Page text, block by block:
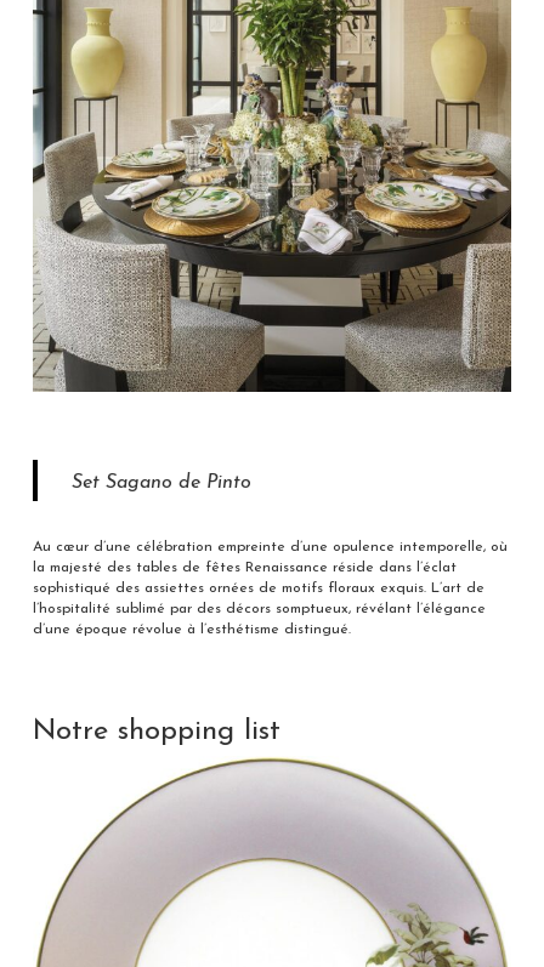
Set Sagano de Pinto
Au cœur d’une célébration empreinte d’une opulence intemporelle, où
la majesté des tables de fêtes Renaissance réside dans l’éclat
sophistiqué des assiettes ornées de motifs floraux exquis. L’art de
l’hospitalité sublimé par des décors somptueux, révélant l’élégance
d’une époque révolue à l’esthétisme distingué.
Notre shopping list